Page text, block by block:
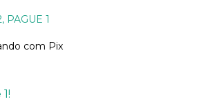
PAGUE 1
com Pix